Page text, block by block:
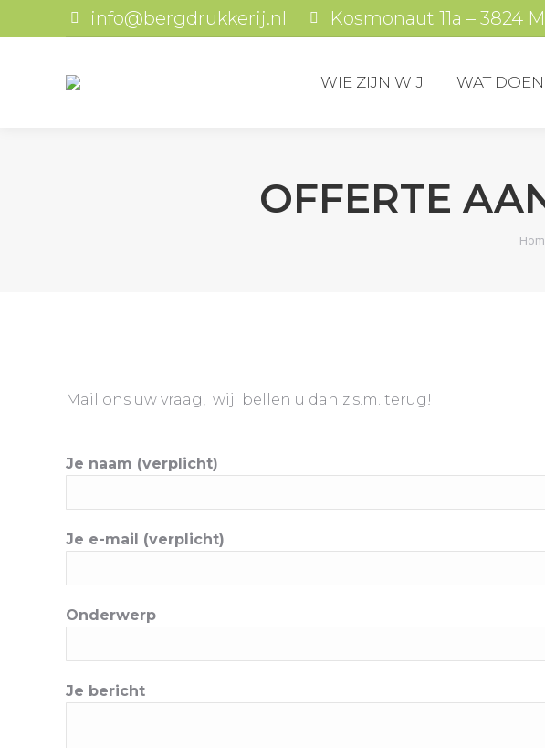
info@bergdrukkerij.nl Kosmonaut 11a – 3824
WIE ZIJN WIJ WAT
OFFERTE
Je
Mail ons uw vraag, wij bellen u dan z.s.m. terug!
Je naam (verplicht)
Je e-mail (verplicht)
Onderwerp
Je bericht
WIE ZIJN WIJ